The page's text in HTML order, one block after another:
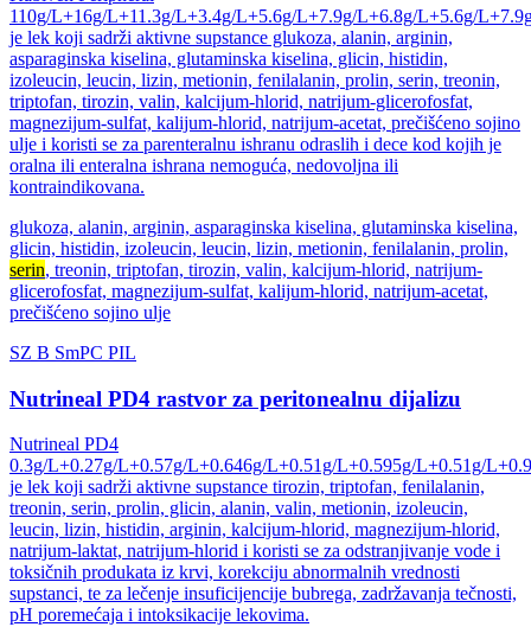
110g/L+16g/L+11.3g/L+3.4g/L+5.6g/L+7.9g/L+6.8g/L+5.6g/
je lek koji sadrži aktivne supstance glukoza, alanin, arginin,
asparaginska kiselina, glutaminska kiselina, glicin, histidin,
izoleucin, leucin, lizin, metionin, fenilalanin, prolin, serin, treonin,
triptofan, tirozin, valin, kalcijum-hlorid, natrijum-glicerofosfat,
magnezijum-sulfat, kalijum-hlorid, natrijum-acetat, prečišćeno sojino
ulje i koristi se za parenteralnu ishranu odraslih i dece kod kojih je
oralna ili enteralna ishrana nemoguća, nedovoljna ili
kontraindikovana.
glukoza, alanin, arginin, asparaginska kiselina, glutaminska kiselina,
glicin, histidin, izoleucin, leucin, lizin, metionin, fenilalanin, prolin,
serin, treonin, triptofan, tirozin, valin, kalcijum-hlorid, natrijum-
glicerofosfat, magnezijum-sulfat, kalijum-hlorid, natrijum-acetat,
prečišćeno sojino ulje
SZ B SmPC PIL
Nutrineal PD4 rastvor za peritonealnu dijalizu
Nutrineal PD4
0.3g/L+0.27g/L+0.57g/L+0.646g/L+0.51g/L+0.595g/L+0.51g/
je lek koji sadrži aktivne supstance tirozin, triptofan, fenilalanin,
treonin, serin, prolin, glicin, alanin, valin, metionin, izoleucin,
leucin, lizin, histidin, arginin, kalcijum-hlorid, magnezijum-hlorid,
natrijum-laktat, natrijum-hlorid i koristi se za odstranjivanje vode i
toksičnih produkata iz krvi, korekciju abnormalnih vrednosti
supstanci, te za lečenje insuficijencije bubrega, zadržavanja tečnosti,
pH poremećaja i intoksikacije lekovima.